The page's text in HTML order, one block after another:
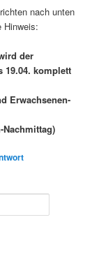
nach unten
Hinweis:
der
19.04. komplett
Erwachsenen-